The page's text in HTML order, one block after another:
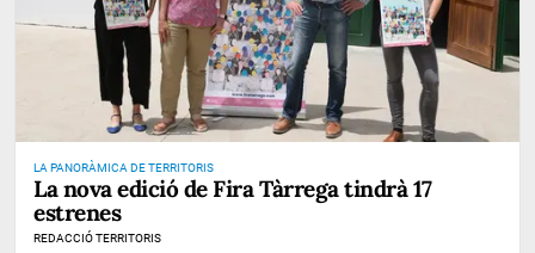
LA PANORÀMICA DE TERRITORIS
La nova edició de Fira Tàrrega tindrà 17
estrenes
REDACCIÓ TERRITORIS